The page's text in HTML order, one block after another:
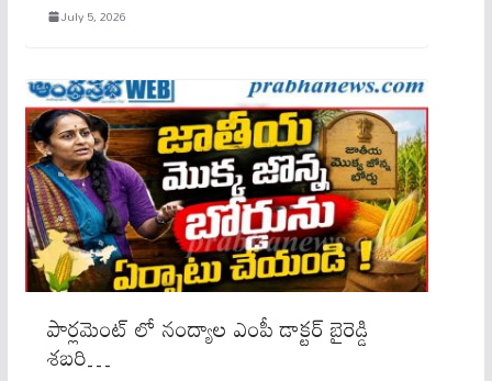
July 5, 2026
పార్లమెంట్ లో నంద్యాల ఎంపీ డాక్టర్ బైరెడ్డి
శబరి…